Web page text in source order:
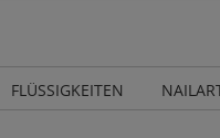
FLÜSSIGKEITEN